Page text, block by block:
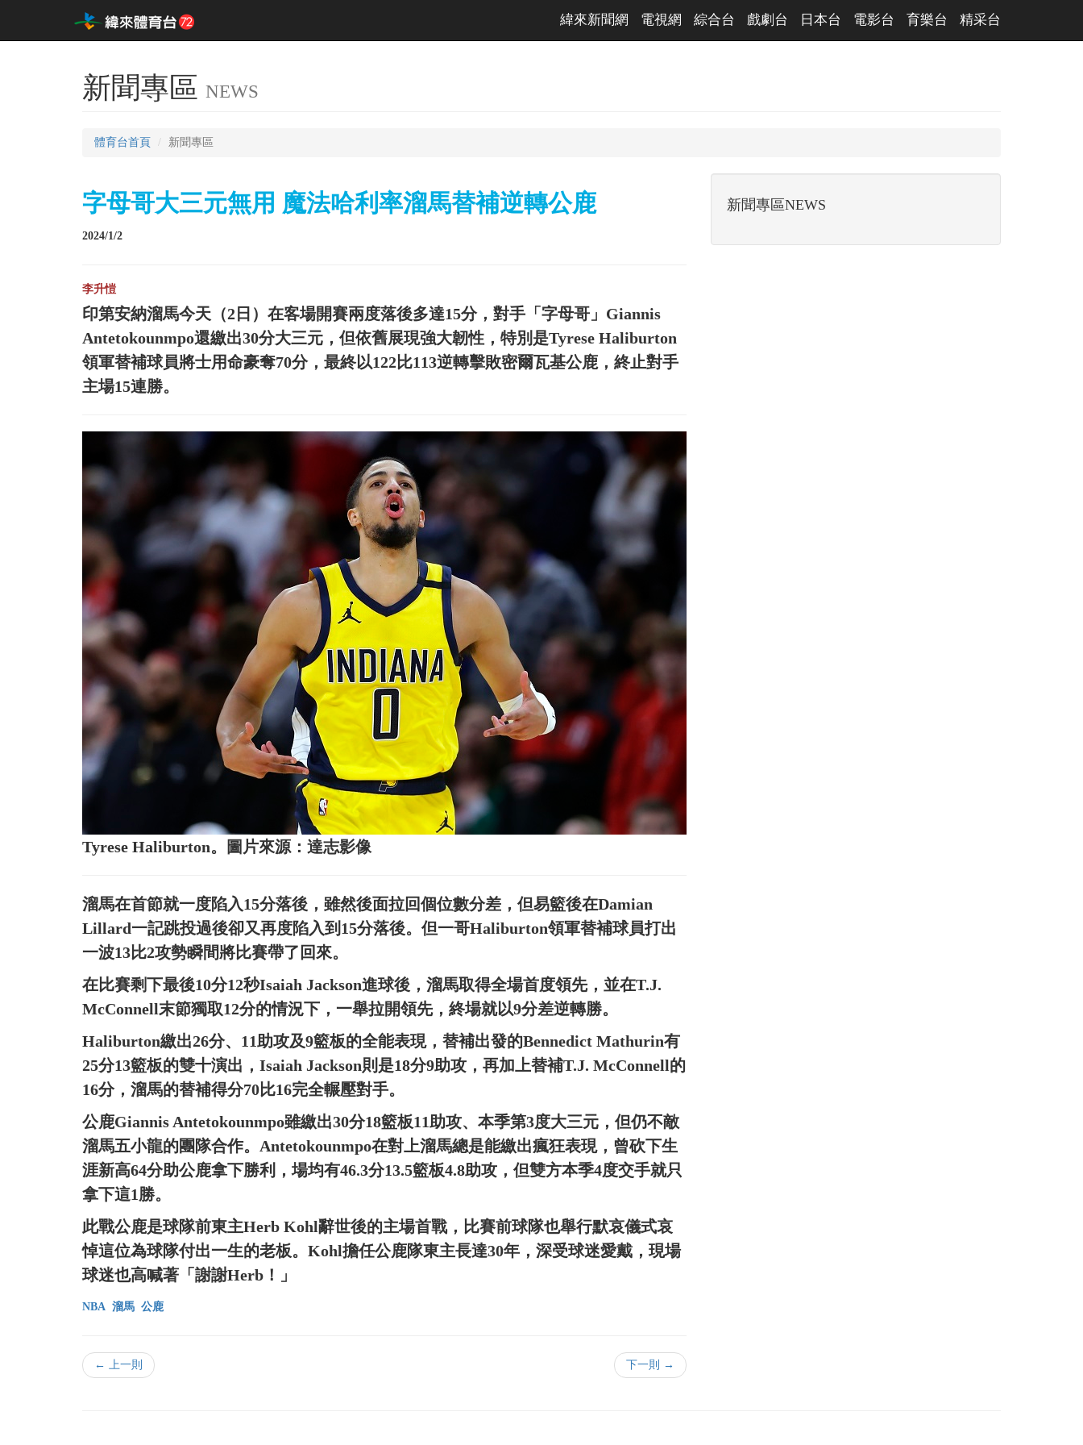
緯來新聞網 電視網 綜合台 戲劇台 日本台 電影台 育樂台 精采台
新聞專區 NEWS
體育台首頁 新聞專區
字母哥大三元無用 魔法哈利率溜馬替補逆轉公鹿
2024/1/2
李升愷
印第安納溜馬今天（2日）在客場開賽兩度落後多達15分，對手「字母哥」Giannis
Antetokounmpo還繳出30分大三元，但依舊展現強大韌性，特別是Tyrese Haliburton
領軍替補球員將士用命豪奪70分，最終以122比113逆轉擊敗密爾瓦基公鹿，終止對手
主場15連勝。
Tyrese Haliburton。圖片來源：達志影像
溜馬在首節就一度陷入15分落後，雖然後面拉回個位數分差，但易籃後在Damian
Lillard一記跳投過後卻又再度陷入到15分落後。但一哥Haliburton領軍替補球員打出
一波13比2攻勢瞬間將比賽帶了回來。
在比賽剩下最後10分12秒Isaiah Jackson進球後，溜馬取得全場首度領先，並在T.J.
McConnell末節獨取12分的情況下，一舉拉開領先，終場就以9分差逆轉勝。
Haliburton繳出26分、11助攻及9籃板的全能表現，替補出發的Bennedict Mathurin有
25分13籃板的雙十演出，Isaiah Jackson則是18分9助攻，再加上替補T.J. McConnell的
16分，溜馬的替補得分70比16完全輾壓對手。
公鹿Giannis Antetokounmpo雖繳出30分18籃板11助攻、本季第3度大三元，但仍不敵
溜馬五小龍的團隊合作。Antetokounmpo在對上溜馬總是能繳出瘋狂表現，曾砍下生
涯新高64分助公鹿拿下勝利，場均有46.3分13.5籃板4.8助攻，但雙方本季4度交手就只
拿下這1勝。
此戰公鹿是球隊前東主Herb Kohl辭世後的主場首戰，比賽前球隊也舉行默哀儀式哀
悼這位為球隊付出一生的老板。Kohl擔任公鹿隊東主長達30年，深受球迷愛戴，現場
球迷也高喊著「謝謝Herb！」
NBA 溜馬 公鹿
← 上一則 下一則 →
新聞專區NEWS